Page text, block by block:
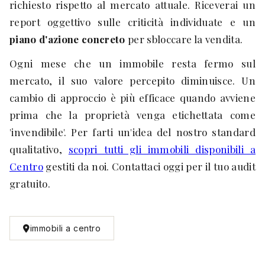
richiesto rispetto al mercato attuale. Riceverai un
report oggettivo sulle criticità individuate e un
piano d'azione concreto per sbloccare la vendita.
Ogni mese che un immobile resta fermo sul
mercato, il suo valore percepito diminuisce. Un
cambio di approccio è più efficace quando avviene
prima che la proprietà venga etichettata come
'invendibile'. Per farti un'idea del nostro standard
qualitativo, scopri tutti gli immobili disponibili a
Centrogestiti da noi. Contattaci oggi per il tuo audit
gratuito.
immobili a centro